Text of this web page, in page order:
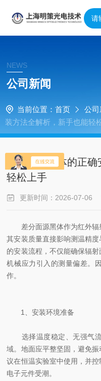
NEWS
公司新闻
当前位置： 首页 公司
装方法全解析，新手也能轻
差分面源黑体的正
轻松上手
更新时间：2026-07-06
差分面源黑体作为红外辐
其安装质量直接影响测温精
的安装流程，不仅能确保辐
机械应力引入的测量偏差。
作。
1、安装环境准备
选择温度稳定、无强气流
域。地面应平整坚固，避免
议在恒温实验室中使用，并
电子元件受潮。